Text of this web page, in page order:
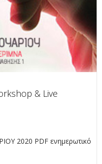
& Live
2020 PDF ενημερωτικό